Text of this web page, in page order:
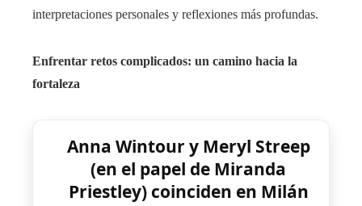
interpretaciones personales y reflexiones más profundas.
Enfrentar retos complicados: un camino hacia la
fortaleza
Anna Wintour y Meryl Streep
(en el papel de Miranda
Priestley) coinciden en Milán